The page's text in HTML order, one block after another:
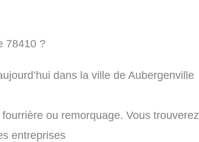
78410 ?
dans la ville de Aubergenville
ou remorquage. Vous trouverez
entreprises